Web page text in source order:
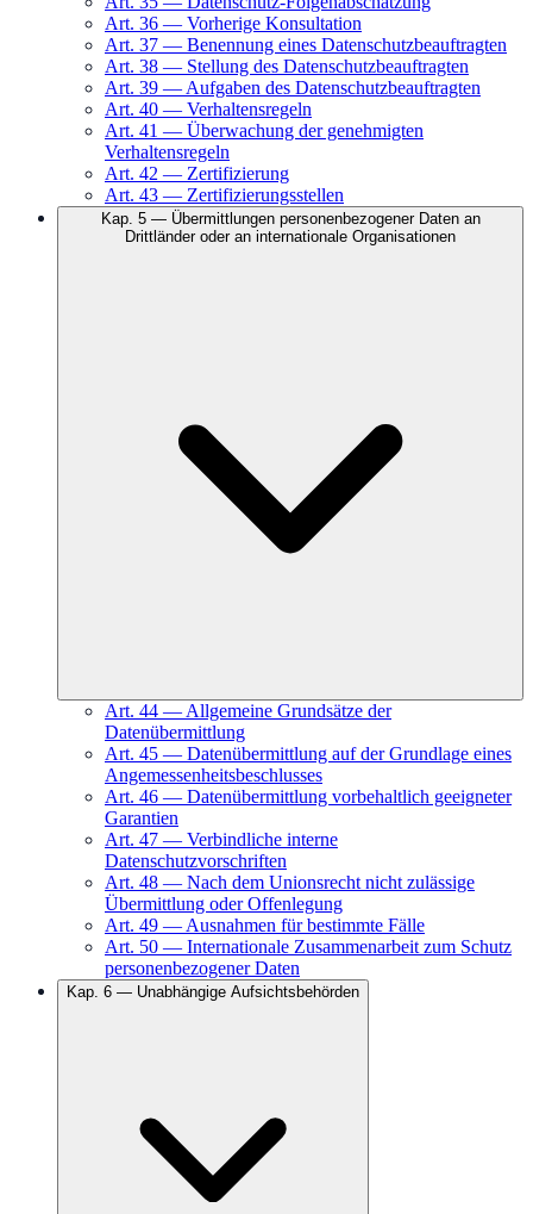
Art. 36 — Vorherige Konsultation
Art. 37 — Benennung eines Datenschutzbeauftragten
Art. 38 — Stellung des Datenschutzbeauftragten
Art. 39 — Aufgaben des Datenschutzbeauftragten
Art. 40 — Verhaltensregeln
Art. 41 — Überwachung der genehmigten
Verhaltensregeln
Art. 42 — Zertifizierung
Art. 43 — Zertifizierungsstellen
Kap. 5— Übermittlungen personenbezogener Daten an
Drittländer oder an internationale Organisationen
Art. 44 — Allgemeine Grundsätze der
Datenübermittlung
Art. 45 — Datenübermittlung auf der Grundlage eines
Angemessenheitsbeschlusses
Art. 46 — Datenübermittlung vorbehaltlich geeigneter
Garantien
Art. 47 — Verbindliche interne
Datenschutzvorschriften
Art. 48 — Nach dem Unionsrecht nicht zulässige
Übermittlung oder Offenlegung
Art. 49 — Ausnahmen für bestimmte Fälle
Art. 50 — Internationale Zusammenarbeit zum Schutz
personenbezogener Daten
Kap. 6 — Unabhängige Aufsichtsbehörden